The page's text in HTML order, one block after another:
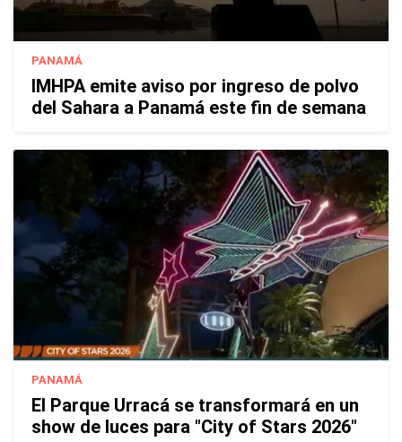
PANAMÁ
IMHPA emite aviso por ingreso de polvo
del Sahara a Panamá este fin de semana
PANAMÁ
El Parque Urracá se transformará en un
show de luces para "City of Stars 2026"